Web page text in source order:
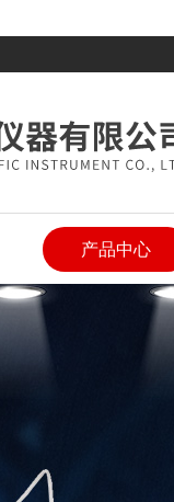
产品中心